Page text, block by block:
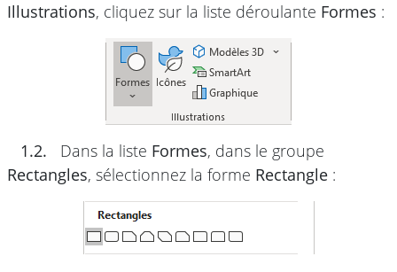
Illustrations, cliquez sur la liste déroulante Formes :
1.2. Dans la liste Formes, dans le groupe
Rectangles, sélectionnez la forme Rectangle :